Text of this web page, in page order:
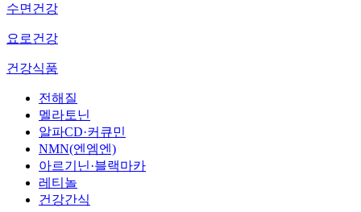
수면건강
요로건강
건강식품
전해질
멜라토닌
알파CD·커큐민
NMN(엔엠엔)
아르기닌·블랙마카
레티놀
건강간식